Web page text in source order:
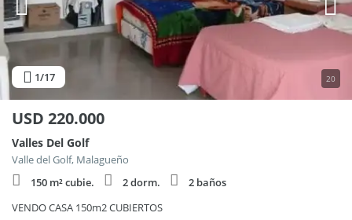
1/17 20
USD 220.000
Valles Del Golf
Valle del Golf, Malagueño
150 m² cubie.
2 dorm.
2 baños
VENDO CASA 150m2 CUBIERTOS